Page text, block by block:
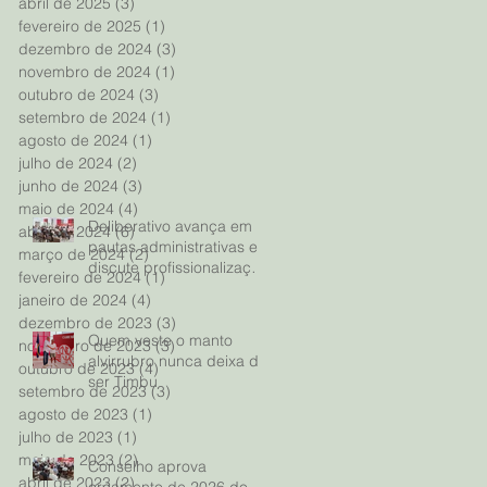
fevereiro de 2025 (1)
dezembro de 2024 (3)
novembro de 2024 (1)
outubro de 2024 (3)
setembro de 2024 (1)
agosto de 2024 (1)
julho de 2024 (2)
junho de 2024 (3)
maio de 2024 (4)
abril de 2024 (6)6 posts
março de 2024 (2)2 posts
fevereiro de 2024 (1)1 post
janeiro de 2024 (4)
dezembro de 2023 (3)
novembro de 2023 (3)3 posts
outubro de 2023 (4)4 posts
setembro de 2023 (3)
agosto de 2023 (1)
julho de 2023 (1)
maio de 2023 (2)2 posts
abril de 2023 (2)2 posts
Deliberativo avança em
pautas administrativas e
discute profissionalização
dos esportes olímpicos
Quem veste o manto
alvirrubro nunca deixa de
ser Timbu
Conselho aprova